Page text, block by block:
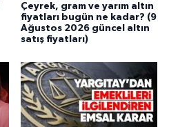
Çeyrek, gram ve yarım altın
fiyatları bugün ne kadar? (9
Ağustos 2026 güncel altın
satış fiyatları)